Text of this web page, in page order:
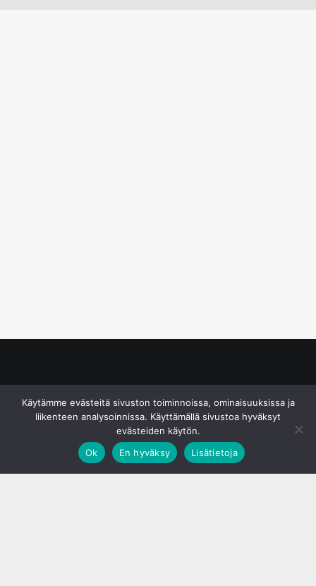
Käytämme evästeitä sivuston toiminnoissa, ominaisuuksissa ja
liikenteen analysoinnissa. Käyttämällä sivustoa hyväksyt
evästeiden käytön.
Ok
En hyväksy Lisätietoja